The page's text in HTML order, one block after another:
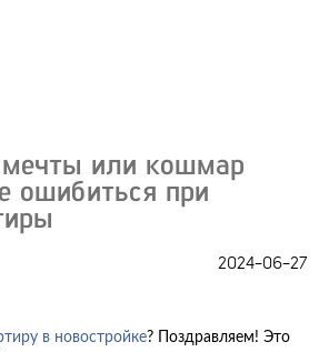
мечты или кошмар
ошибиться при
2024-06-27
в новостройке? Поздравляем! Это